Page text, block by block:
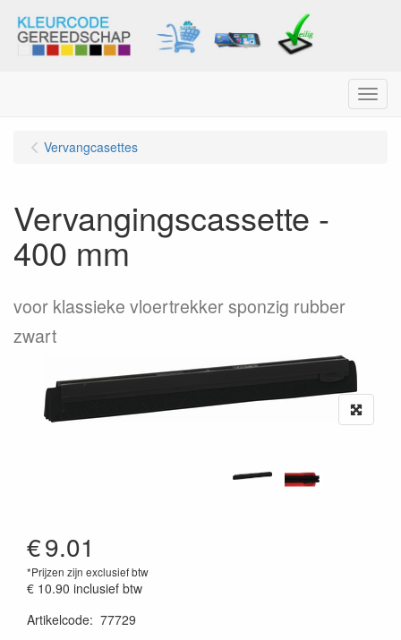
Menu
Vervangcasettes
Vervangingscassette -
400 mm
voor klassieke vloertrekker sponzig rubber
zwart
€9.01
*Prijzen zijn exclusief btw
€ 10.90 inclusief btw
Artikelcode: 77729